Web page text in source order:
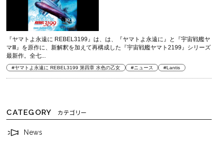
『ヤマトよ永遠に REBEL3199』は、は、『ヤマトよ永遠に』と『宇宙戦艦ヤ
マⅢ』を原作に、新解釈を加えて再構成した『宇宙戦艦ヤマト2199』シリーズ
最新作。全七...
#ヤマトよ永遠に REBEL3199 第四章 水色の乙女 #ニュース #Lantis
CATEGORY カテゴリー
News